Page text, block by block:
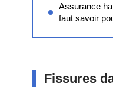
Assurance
faut savoir
Fissures